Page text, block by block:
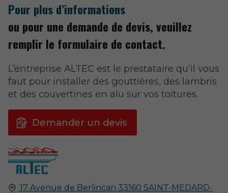
17 Avenue de Berlincan 33160 SAINT-MEDARD-
Pour plus d’informations
ou pour une demande de devis, veuillez
remplir le formulaire de contact.
L’entreprise ALTEC est le prestataire qu’il vous
faut pour installer des gouttières, des lambris
et des couvertines en alu sur vos toitures.
Demander un devis